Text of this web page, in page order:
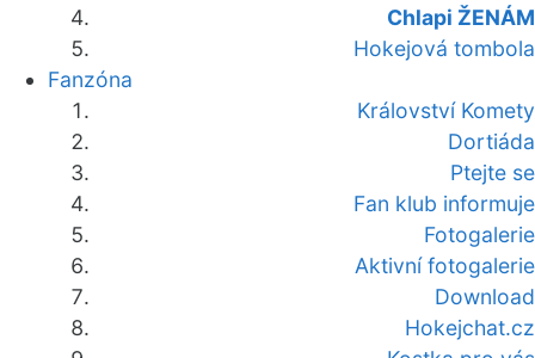
Chlapi ŽENÁM
Hokejová tombola
Fanzóna
Království Komety
Dortiáda
Ptejte se
Fan klub informuje
Fotogalerie
Aktivní fotogalerie
Download
Hokejchat.cz